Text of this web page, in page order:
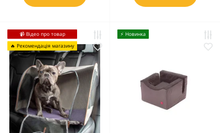
📹 Відео про товар
🔥 Рекомендація магазину
⚡️ Новинка